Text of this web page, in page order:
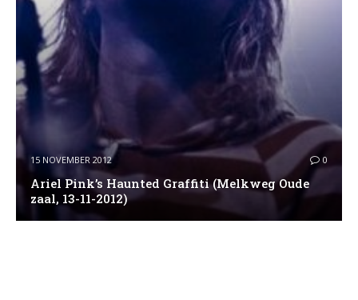
15 NOVEMBER 2012 0
Ariel Pink’s Haunted Graffiti (Melkweg Oude
zaal, 13-11-2012)